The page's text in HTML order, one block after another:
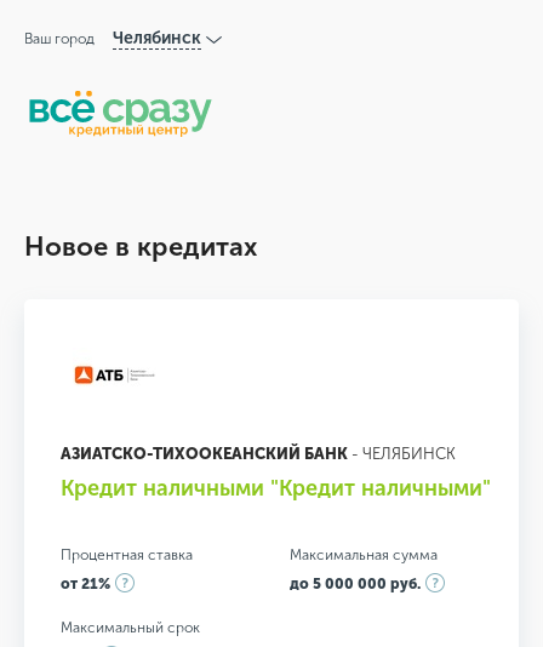
Ваш город Челябинск
Новое в кредитах
АЗИАТСКО-ТИХООКЕАНСКИЙ БАНК - ЧЕЛЯБИНСК
Кредит наличными "Кредит наличными"
Процентная ставка
от 21%
Максимальная сумма
до 5 000 000 руб.
Максимальный срок